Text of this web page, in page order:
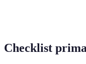
Checklist